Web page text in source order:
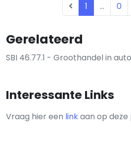
Gerelateerd
SBI 46.77.1 - Groothandel in
Interessante Links
Vraag hier een linkaan op deze
1 ... 0